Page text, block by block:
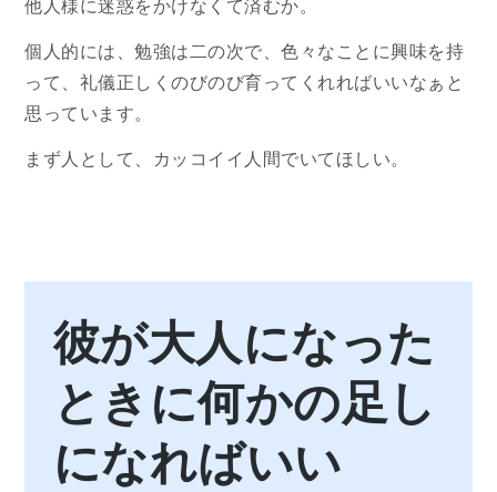
他人様に迷惑をかけなくて済むか。
個人的には、勉強は二の次で、色々なことに興味を持
って、礼儀正しくのびのび育ってくれればいいなぁと
思っています。
まず人として、カッコイイ人間でいてほしい。
彼が大人になった
ときに何かの足し
になればいい